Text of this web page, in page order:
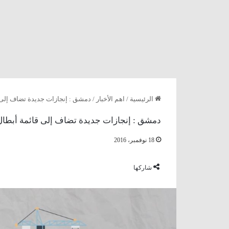
الرئيسية / اهم الأخبار / دمشق : إنجازات جديدة تضاف إلى
دمشق : إنجازات جديدة تضاف إلى قائمة أبطال
18 نوفمبر، 2016
شاركها